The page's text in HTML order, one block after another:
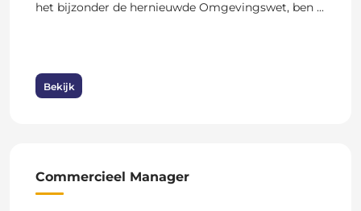
het bijzonder de hernieuwde Omgevingswet, ben ...
Bekijk
Commercieel Manager